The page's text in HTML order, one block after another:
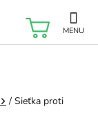
/ Sieťka proti